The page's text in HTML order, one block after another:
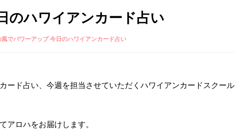
のハワイアンカード占い
でパワーアップ 今日のハワイアンカード占い
ード占い、今週を担当させていただくハワイアンカードスクール
アロハをお届けします。